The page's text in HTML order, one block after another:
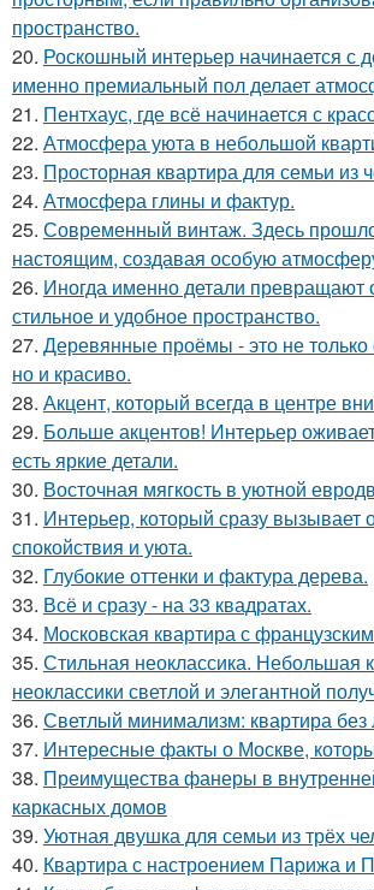
пространство.
20. Роскошный интерьер начинается с
именно премиальный пол делает
21. Пентхаус, где всё начинается с
22. Атмосфера уюта в небольшой
23. Просторная квартира для семьи из
24. Атмосфера глины и фактур.
25. Современный винтаж. Здесь
настоящим, создавая особую
26. Иногда именно детали превращают
стильное и удобное пространство.
27. Деревянные проёмы - это не
но и красиво.
28. Акцент, который всегда в центре
29. Больше акцентов! Интерьер
есть яркие детали.
30. Восточная мягкость в уютной
31. Интерьер, который сразу
спокойствия и уюта.
32. Глубокие оттенки и фактура дерева.
33. Всё и сразу - на 33 квадратах.
34. Московская квартира с
35. Стильная неоклассика. Небольшая
неоклассики светлой и элегантной
36. Светлый минимализм: квартира без
37. Интересные факты о Москве,
38. Преимущества фанеры в
каркасных домов
39. Уютная двушка для семьи из трёх
40. Квартира с настроением Парижа и